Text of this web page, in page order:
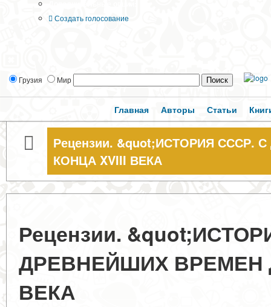
Создать голосование
Грузия Мир
Главная Авторы Статьи
Рецензии. &quot;ИСТОРИЯ
КОНЦА XVIII ВЕКА
Рецензии.
ДРЕВНЕЙШИХ ВРЕМЕН
ВЕКА